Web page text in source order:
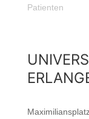
Patienten